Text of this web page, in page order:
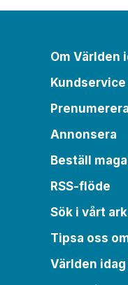
Om Världen
Kundservice
Annonsera
Beställ
RSS-flöde
Sök i vårt
Tipsa oss
Världen